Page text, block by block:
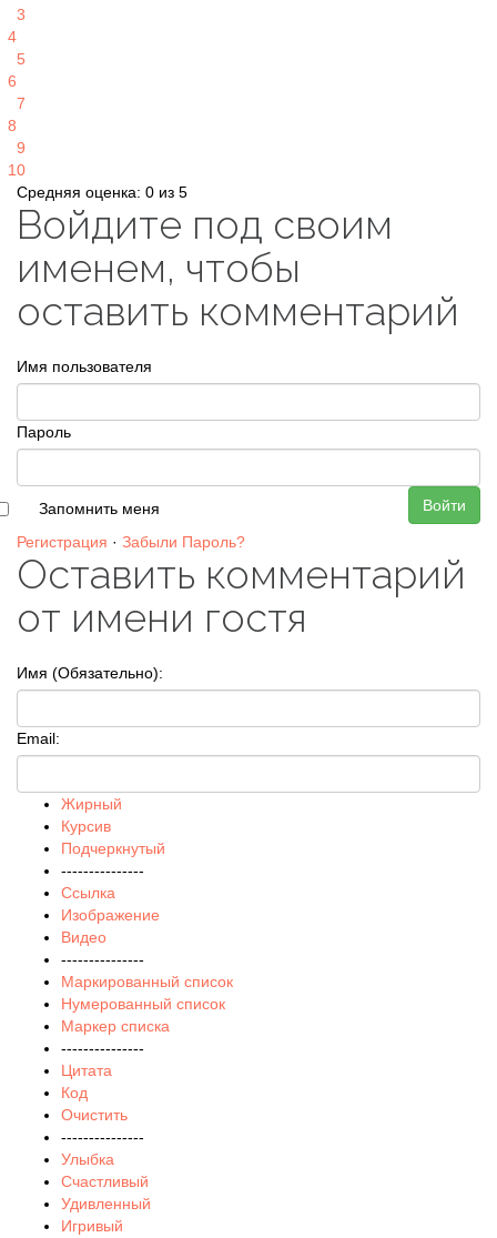
3
4
5
6
7
8
9
10
Средняя оценка: 0 из 5
Войдите под своим
именем, чтобы
оставить комментарий
Имя пользователя
Пароль
Войти
Запомнить меня
Регистрация · Забыли Пароль?
Оставить комментарий
от имени гостя
Имя (Обязательно):
Email:
Жирный
Курсив
Подчеркнутый
---------------
Ссылка
Изображение
Видео
---------------
Маркированный список
Нумерованный список
Маркер списка
---------------
Цитата
Код
Очистить
---------------
Улыбка
Счастливый
Удивленный
Игривый